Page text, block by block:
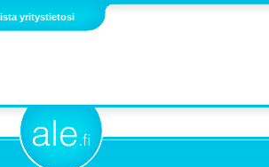
yritystietosi